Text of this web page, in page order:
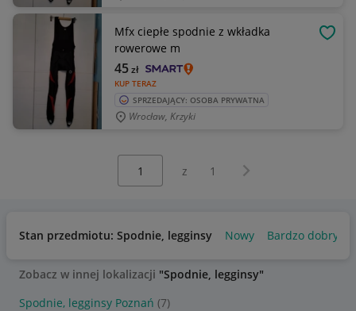
Mfx ciepłe spodnie z wkładka
rowerowe m
KUP TERAZ
45zł
SPRZEDAJĄCY: OSOBA PRYWATNA
Wrocław, Krzyki
z 1 Następna strona
Stan przedmiotu: Spodnie, legginsy Nowy Bardzo dobry
Zobacz w innej lokalizacji "Spodnie, legginsy"
Spodnie, legginsy Poznań (7)